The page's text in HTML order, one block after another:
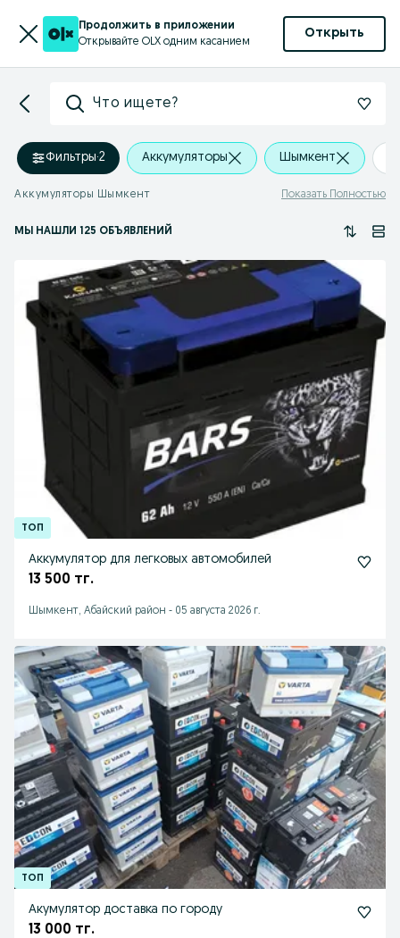
Продолжить в приложении
Открывайте OLX одним касанием
Открыть
Что ищете?
Фильтры·2 Аккумуляторы Шымкент
Аккумуляторы Шымкент Показать Полностью
МЫ НАШЛИ 125 ОБЪЯВЛЕНИЙ
Аккумулятор для легковых автомобилей
13 500 тг.
Шымкент, Абайский район - 05 августа 2026 г.
Акумулятор доставка по городу
13 000 тг.